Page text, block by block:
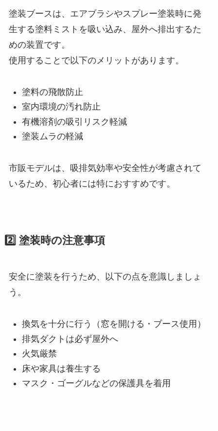
塗装ブースは、エアブラシやスプレー塗装時に発
生する塗料ミストを吸い込み、屋外へ排出するた
めの装置です。
使用することで以下のメリットがあります。
塗料の飛散防止
室内環境の汚れ防止
有機溶剤の吸引リスク軽減
塗装ムラの軽減
市販モデルは、吸排気効率や安全性が考慮されて
いるため、初心者には特におすすめです。
2️⃣ 塗装時の注意事項
安全に塗装を行うため、以下の点を意識しましょ
う。
換気を十分に行う（窓を開ける・ブース使用）
排気ダクトは必ず屋外へ
火気厳禁
床や家具は養生する
マスク・ゴーグルなどの保護具を着用